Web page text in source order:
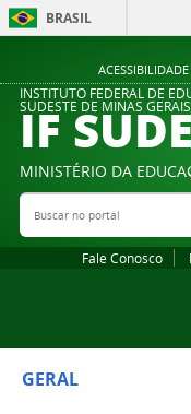
ACESSIBILIDADE
BRASIL
INSTITUTO FEDERAL DE
SUDESTE DE MINAS GERAIS
IF
MINISTÉRIO DA
Buscar no portal
Fale Conosco
GERAL